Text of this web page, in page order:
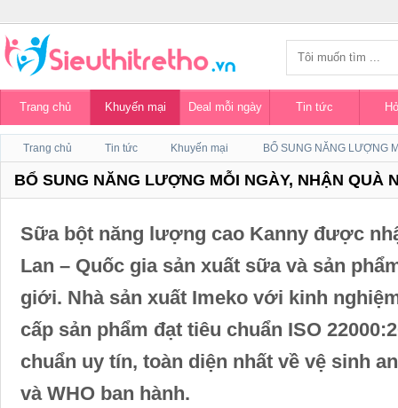
Trang chủ Khuyến mại Deal mỗi ngày Tin tức
Trang chủ Tin tức Khuyến mại
BỔ SUNG NĂNG LƯỢNG MỖI NGÀY, NHẬN QUÀ
Sữa bột năng lượng cao Kanny được
Lan – Quốc gia sản xuất sữa và sản
giới. Nhà sản xuất Imeko với kinh
cấp sản phẩm đạt tiêu chuẩn ISO
chuẩn uy tín, toàn diện nhất về vệ sinh
và WHO ban hành.